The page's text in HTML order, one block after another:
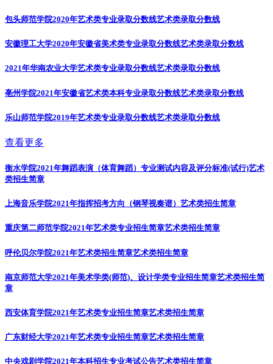
包头师范学院2020年艺术类专业录取分数线艺术类录取分数线
安徽理工大学2020年安徽省美术类专业录取分数线艺术类录取分数线
2021年华南农业大学艺术类专业录取分数线艺术类录取分数线
亳州学院2021年安徽省艺术类本科专业录取分数线艺术类录取分数线
乐山师范学院2019年艺术类专业录取分数线艺术类录取分数线
查看更多
衡水学院2021年舞蹈表演（体育舞蹈）专业测试内容及评分标准(试行)艺术
类招生简章
上海音乐学院2021年指挥招考方向（钢琴视奏谱） 艺术类招生简章
重庆第二师范学院2021年艺术类专业招生简章艺术类招生简章
呼伦贝尔学院2021年艺术类招生简章艺术类招生简章
南京师范大学2021年美术学类(师范)、设计学类专业招生简章艺术类招生简
章
西安体育学院2021年艺术类专业招生简章艺术类招生简章
广东财经大学2021年艺术类专业招生简章艺术类招生简章
中央戏剧学院2021年本科招生专业考试公告艺术类招生简章